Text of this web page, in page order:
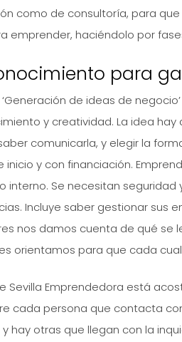
como de consultoría, para
emprender, haciéndolo por
para
‘Generación de ideas de
y creatividad. La idea hay
comunicarla, y elegir la
inicio y con financiación.
interno. Se necesitan
Incluye saber gestionar sus
nos damos cuenta de qué se
orientamos para que cada
Sevilla Emprendedora está
cada persona que contacta
y hay otras que llegan con la